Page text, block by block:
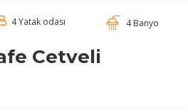
4 Yatak odası 4 Banyo
Cetveli